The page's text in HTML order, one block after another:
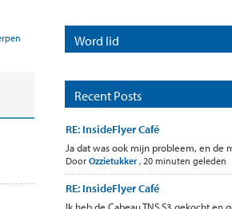
Word lid
Recent Posts
RE: InsideFlyer Café
Ja dat was ook mijn probleem, en de
Door Ozzietukker, 20 minuten geleden
RE: InsideFlyer Café